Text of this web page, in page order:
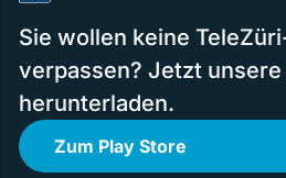
Sie wollen keine
verpassen? Jetzt unsere
herunterladen.
Zum Play Store